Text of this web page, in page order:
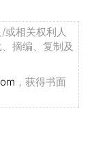
或相关权利人
摘编、复制及
，获得书面